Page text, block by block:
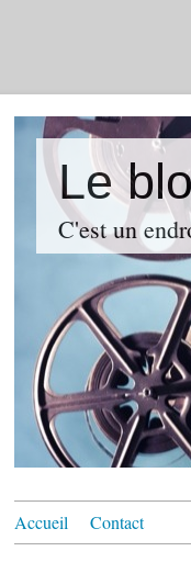
Le
C'est un
Accueil Contact